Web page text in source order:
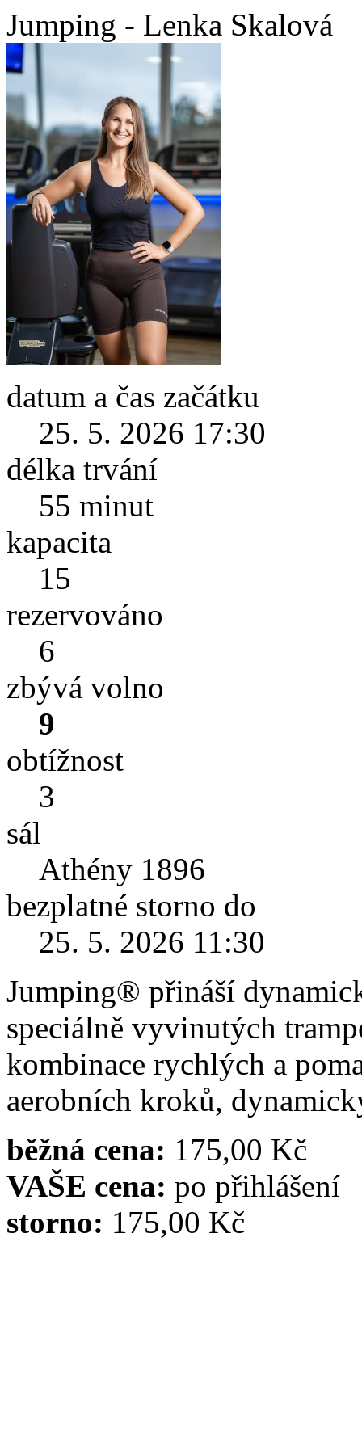
Jumping - Lenka Skalová
datum a čas začátku
25. 5. 2026 17:30
délka trvání
55 minut
kapacita
15
rezervováno
6
zbývá volno
9
obtížnost
3
sál
Athény 1896
bezplatné storno do
25. 5. 2026 11:30
Jumping® přináší
speciálně vyvinutých
kombinace rychlých a
aerobních kroků,
běžná cena: 175,00 Kč
VAŠE cena: po přihlášení
storno: 175,00 Kč